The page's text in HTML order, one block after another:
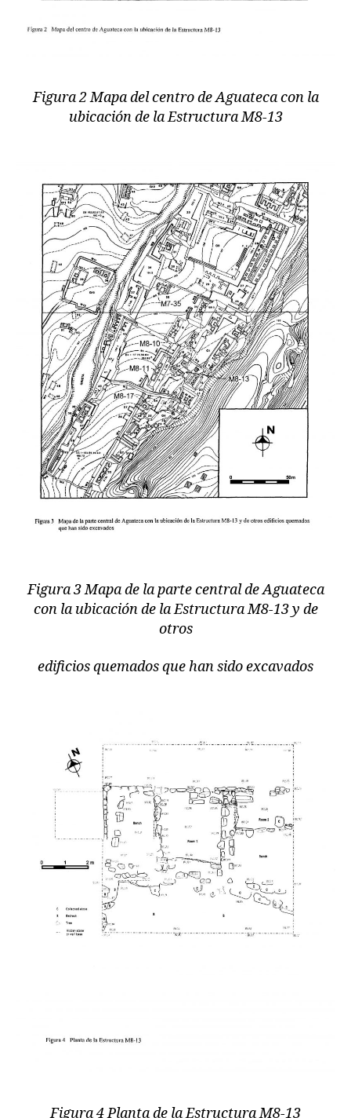
Figura 2 Mapa del centro de Aguateca con la
ubicación de la Estructura M8-13
Figura 3 Mapa de la parte central de Aguateca
con la ubicación de la Estructura M8-13 y de
otros
edificios quemados que han sido excavados
Figura 4 Planta de la Estructura M8-13